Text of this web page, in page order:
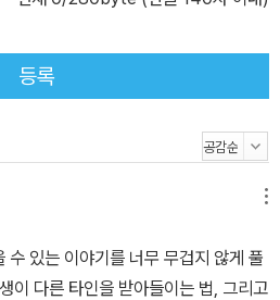
등록
수 있는 이야기를 너무 무겁지 않게 풀
이 다른 타인을 받아들이는 법, 그리고